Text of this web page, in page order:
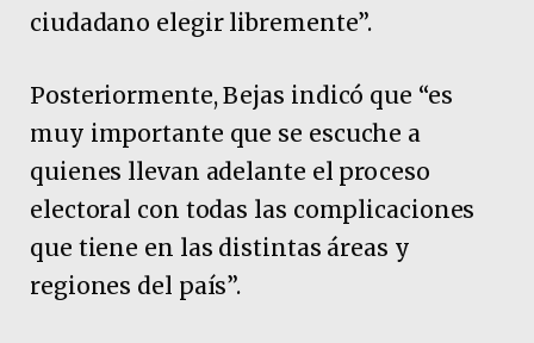
ciudadano elegir libremente”.
Posteriormente, Bejas indicó que “es
muy importante que se escuche a
quienes llevan adelante el proceso
electoral con todas las complicaciones
que tiene en las distintas áreas y
regiones del país”.